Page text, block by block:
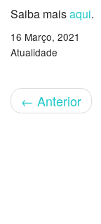
Saiba maisaqui.
16 Março, 2021
Atualidade
← Anterior